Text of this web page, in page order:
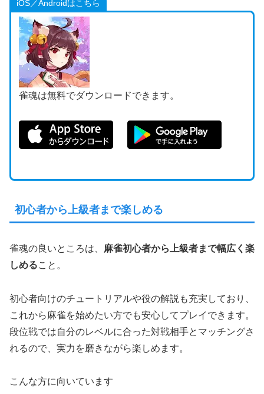
iOS／Androidはこちら
雀魂は無料でダウンロードできます。
初心者から上級者まで楽しめる
雀魂の良いところは、 麻雀初心者から上級者まで幅広く楽
しめること。
初心者向けのチュートリアルや役の解説も充実しており、
これから麻雀を始めたい方でも安心してプレイできます。
段位戦では自分のレベルに合った対戦相手とマッチングさ
れるので、実力を磨きながら楽しめます。
こんな方に向いています